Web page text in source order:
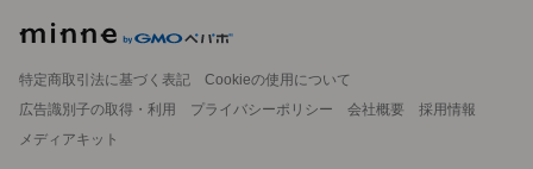
特定商取引法に基づく表記
Cookieの使用について
広告識別子の取得・利用
プライバシーポリシー 会社概要
採用情報
メディアキット